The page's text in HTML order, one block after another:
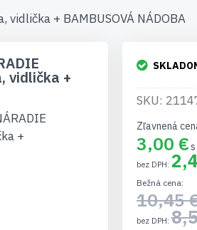
vidlička + BAMBUSOVÁ NÁDOBA
vidlička +
+
SKU:
Zľavnená
3,00 €
Bežná cena
10,45